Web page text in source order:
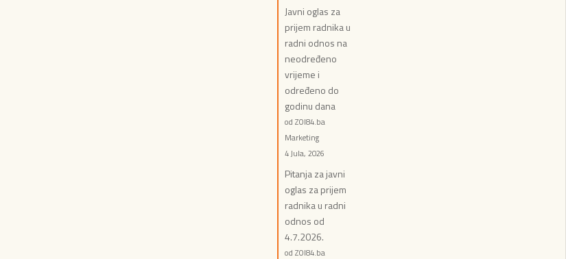
Javni oglas za
prijem radnika u
radni odnos na
neodređeno
vrijeme i
određeno do
godinu dana
od ZOI84.ba
Marketing
4 Jula, 2026
Pitanja za javni
oglas za prijem
radnika u radni
odnos od
4.7.2026.
od ZOI84.ba